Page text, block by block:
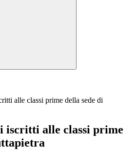
alle classi prime della sede di
iscritti alle classi prime